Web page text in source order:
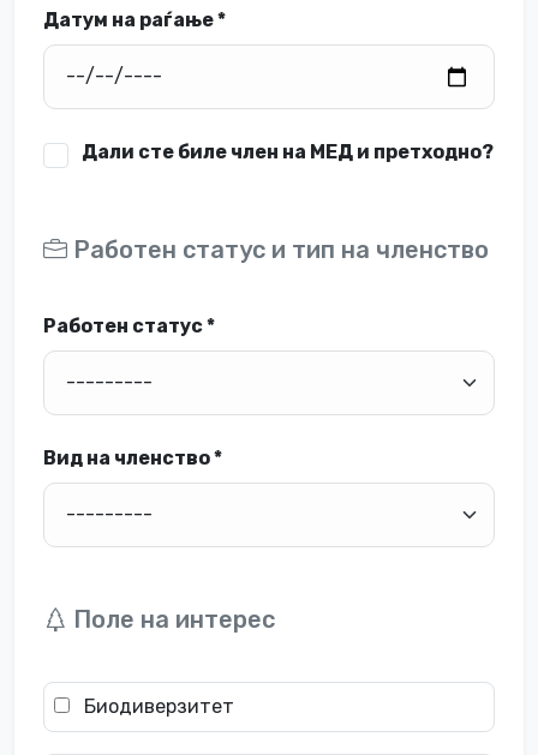
Датум на раѓање *
Дали сте биле член на МЕД и претходно?
Работен статус и тип на членство
Работен статус *
Вид на членство *
Поле на интерес
Биодиверзитет